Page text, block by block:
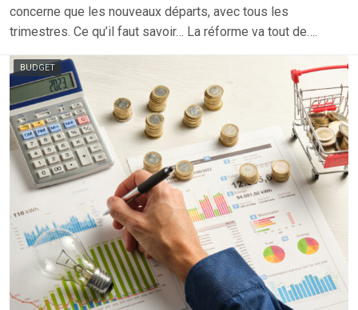
concerne que les nouveaux départs, avec tous les
trimestres. Ce qu’il faut savoir… La réforme va tout de….
BUDGET